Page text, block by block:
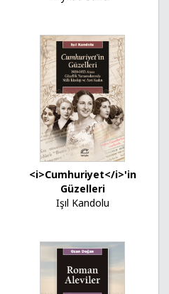
<i>Cumhuriyet</i>'in
Güzelleri
Işıl Kandolu